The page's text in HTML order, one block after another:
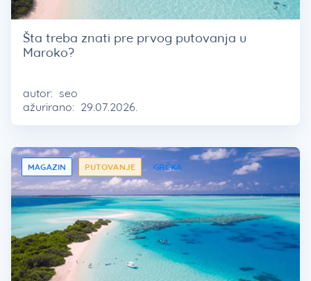
Šta treba znati pre prvog putovanja u
Maroko?
autor: seo
ažurirano: 29.07.2026.
MAGAZIN PUTOVANJE GRČKA